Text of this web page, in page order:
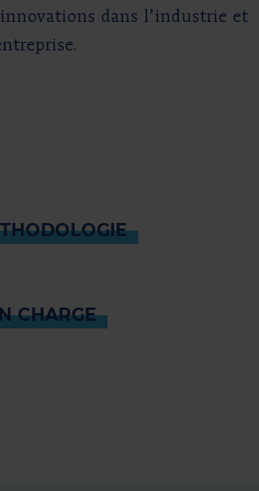
dans l’industrie et
CHARGE